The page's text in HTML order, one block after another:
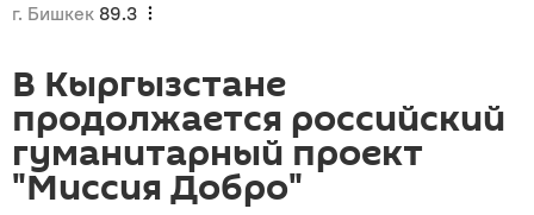
г. Бишкек 89.3
В Кыргызстане
продолжается российский
гуманитарный проект
"Миссия Добро"